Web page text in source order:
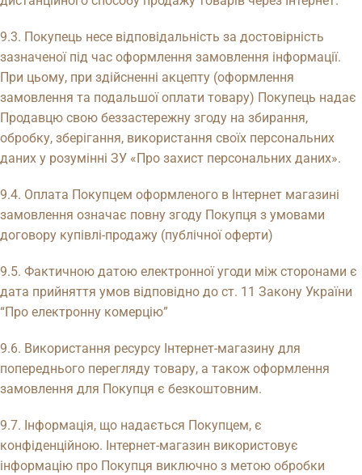
9.3. Покупець несе відповідальність за достовірність
зазначеної під час оформлення замовлення інформації.
При цьому, при здійсненні акцепту (оформлення
замовлення та подальшої оплати товару) Покупець надає
Продавцю свою беззастережну згоду на збирання,
обробку, зберігання, використання своїх персональних
даних у розумінні ЗУ «Про захист персональних даних».
9.4. Оплата Покупцем оформленого в Інтернет магазині
замовлення означає повну згоду Покупця з умовами
договору купівлі-продажу (публічної оферти)
9.5. Фактичною датою електронної угоди між сторонами є
дата прийняття умов відповідно до ст. 11 Закону України
“Про електронну комерцію”
9.6. Використання ресурсу Інтернет-магазину для
попереднього перегляду товару, а також оформлення
замовлення для Покупця є безкоштовним.
9.7. Інформація, що надається Покупцем, є
конфіденційною. Інтернет-магазин використовує
інформацію про Покупця виключно з метою обробки